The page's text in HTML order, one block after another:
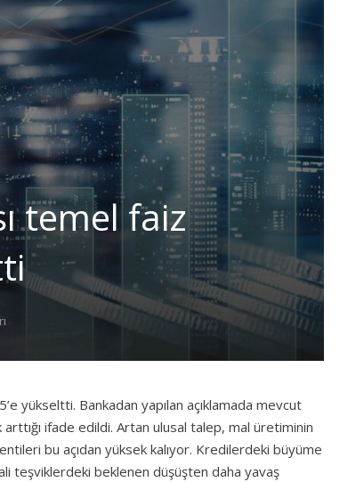
temel faiz
yükseltti. Bankadan yapılan açıklamada mevcut
ifade edildi. Artan ulusal talep, mal üretiminin
bu açıdan yüksek kalıyor. Kredilerdeki büyüme
teşviklerdeki beklenen düşüşten daha yavaş